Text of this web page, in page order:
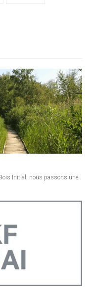
Initial, nous passons une